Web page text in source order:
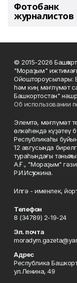
Фотобанк
журналистов
© 2015-2026
"Мораҙым"
Ойоштороусылары:
һәм киң мәғлүмәт
Башкортостан"
Об использовании
Элемтә, мәғлүмәт
өлкәһендә күҙәтеү
Республикаһы
12 авгусында
тураһындағы
А.Ғ., "Мораҙым"
Р.И.Исҡужина.
Илгә - именлек,
Телефон
8 (34789) 2-19-24
Эл. почта
Адрес
Республика
ул.Ленина, 49